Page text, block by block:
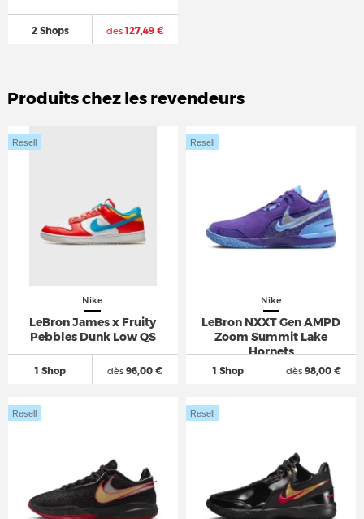
2 Shops dès127,49 €
Produits chez les revendeurs
Nike
LeBron James x Fruity
Pebbles Dunk Low QS
1 Shop
Resell
dès 96,00 €
Nike
LeBron NXXT Gen AMPD
Zoom Summit Lake
Hornets
1 Shop
Resell
dès98,00 €
Resell Resell